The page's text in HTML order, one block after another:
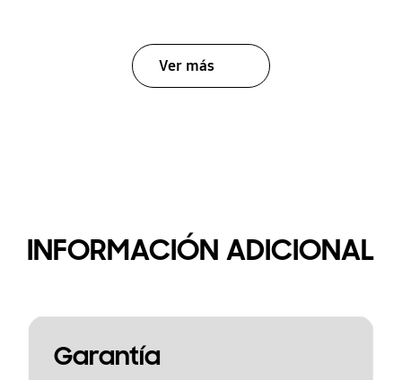
Ver más
INFORMACIÓN ADICIONAL
Garantía